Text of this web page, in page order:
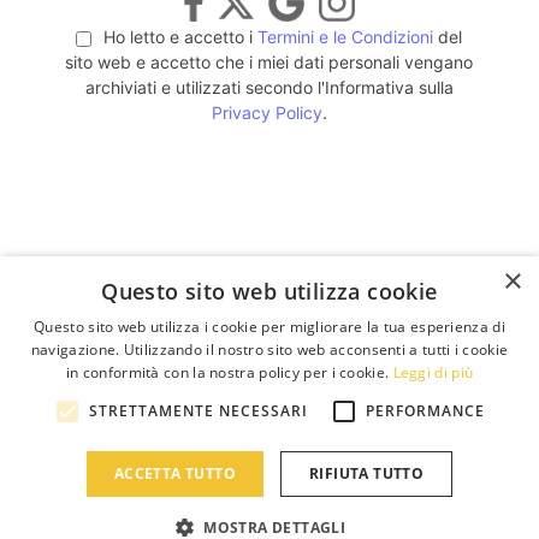
Ho letto e accetto iTermini e le Condizioni del
sito web e accetto che i miei dati personali vengano
archiviati e utilizzati secondo l'Informativa sulla
Privacy Policy.
×
×
Questo sito web utilizza cookie
Questo sito web utilizza i cookie per migliorare la tua esperienza di
navigazione. Utilizzando il nostro sito web acconsenti a tutti i cookie
in conformità con la nostra policy per i cookie. Leggi di più
STRETTAMENTE NECESSARI
PERFORMANCE
ACCETTA TUTTO RIFIUTA TUTTO
MOSTRA DETTAGLI